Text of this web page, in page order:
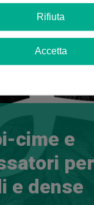
cime e
e dense
Rifiuta
Accetta